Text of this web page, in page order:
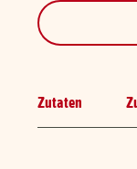
Zutaten